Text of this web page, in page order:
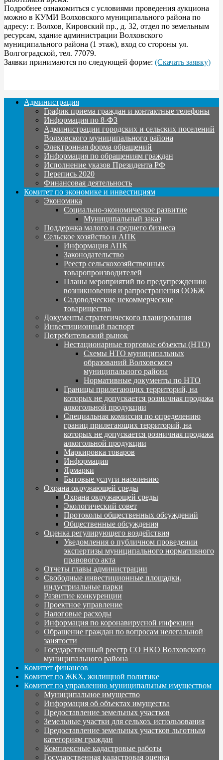
Подробнее ознакомиться с условиями проведения аукциона
можно в КУМИ Волховского муниципального района по
адресу: г. Волхов, Кировский пр., д. 32, отдел по земельным
ресурсам, здание администрации Волховского
муниципального района (1 этаж), вход со стороны ул.
Волгоградской, тел. 77079.
Заявки принимаются по следующей форме: (Скачать заявку)
Администрация
График приема граждан и контактные телефоны
Информация по 8-ФЗ
Администрации городских и сельских поселений
Волховского муниципального района
Электронная форма обращений
Информация по обращениям граждан
Исполнение указов Президента РФ
Перепись 2020
Финансовая деятельность
Комитет по экономике и инвестициям
Экономика
Социально-экономическое развитие
Муниципальный заказ
Поддержка малого и среднего бизнеса
Сельское хозяйство и АПК
Информация АПК
Законодательство
Реестр сельскохозяйственных
товаропроизводителей
Планы мероприятий по предупреждению
возникновения и рапространения ООБЖ
Садоводческие некоммерческие
товарищества
Документы стратегического планирования
Инвестиционный паспорт
Потребительский рынок
Нестационарные торговые объекты (НТО)
Схемы НТО муниципальных
образований Волховского
муниципального района
Нормативные документы по НТО
Границы прилегающих территорий, на
которых не допускается розничная продажа
алкогольной продукции
Специальная комиссия по определению
границ прилегающих территорий, на
которых не допускается розничная продажа
алкогольной продукции
Маркировка товаров
Информация
Ярмарки
Бытовые услуги населению
Охрана окружающей среды
Охрана окружающей среды
Экологический совет
Протоколы общественных обсуждений
Общественные обсуждения
Оценка регулирующего воздействия
Уведомления о публичном проведении
экспертизы муниципального нормативного
правового акта
Отчеты главы администрации
Свободные инвестиционные площадки,
индустриальные парки
Развитие конкуренции
Проектное управление
Налоговые расходы
Информация по коронавирусной инфекции
Обращение граждан по вопросам нелегальной
занятости
Государственный реестр СО НКО Волховского
муниципального района
Комитет финансов
Комитет по ЖКХ, жилищной политике
Комитет по управлению муниципальным имуществом
Муниципальное имущество
Информация об объектах имущества
Предоставление земельных участков
Земельные участки для сельхоз. использования
Предоставление земельных участков льготным
категориям граждан
Комплексные кадастровые работы
Государственная кадастровая оценка